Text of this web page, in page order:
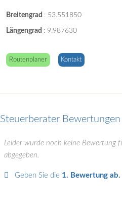
Breitengrad : 53.551850
Längengrad : 9.987630
Routenplaner Kontakt
Steuerberater Bewertungen
Leider wurde noch keine Bewertung
abgegeben.
Geben Sie die 1. Bewertung ab.